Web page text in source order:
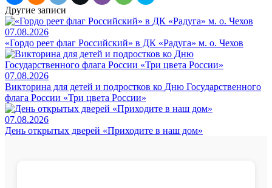
Другие записи
07.08.2026
«Гордо реет флаг Российский» в ДК «Радуга» м. о. Чехов
07.08.2026
Викторина для детей и подростков ко Дню Государственного
флага России «Три цвета России»
07.08.2026
День открытых дверей «Приходите в наш дом»